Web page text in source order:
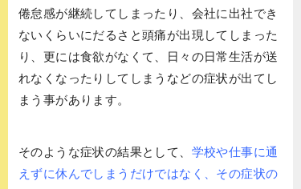
倦怠感が継続してしまったり、会社に出社でき
ないくらいにだるさと頭痛が出現してしまった
り、更には食欲がなくて、日々の日常生活が送
れなくなったりしてしまうなどの症状が出てし
まう事があります。
そのような症状の結果として、 学校や仕事に通
えずに休んでしまうだけではなく、その症状の